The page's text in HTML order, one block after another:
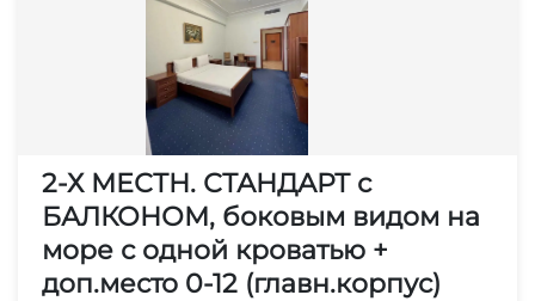
2-Х МЕСТН. СТАНДАРТ с
БАЛКОНОМ, боковым видом на
море с одной кроватью +
доп.место 0-12 (главн.корпус)